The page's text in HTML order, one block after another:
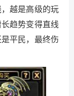
越是高级的玩
趋势变得直线
平民，最终伤